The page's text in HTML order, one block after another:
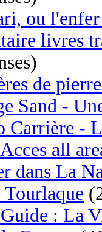
ou
livres
de
Sand -
Carrière -
all
dans La
Tourlaque
: La